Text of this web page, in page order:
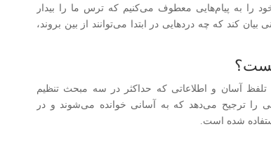
را به پیام‌هایی معطوف می‌کنیم که ترس ما را بیدار
کند که چه دردهایی در ابتدا می‌توانند از بین بروند،
آسان و اطلاعاتی که حداکثر در سه مبحث تنظیم
را ترجیح می‌دهد که به آسانی خوانده می‌شوند و در
شده است.